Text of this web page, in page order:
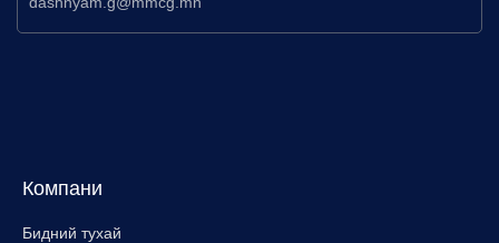
Компани
Бидний тухай